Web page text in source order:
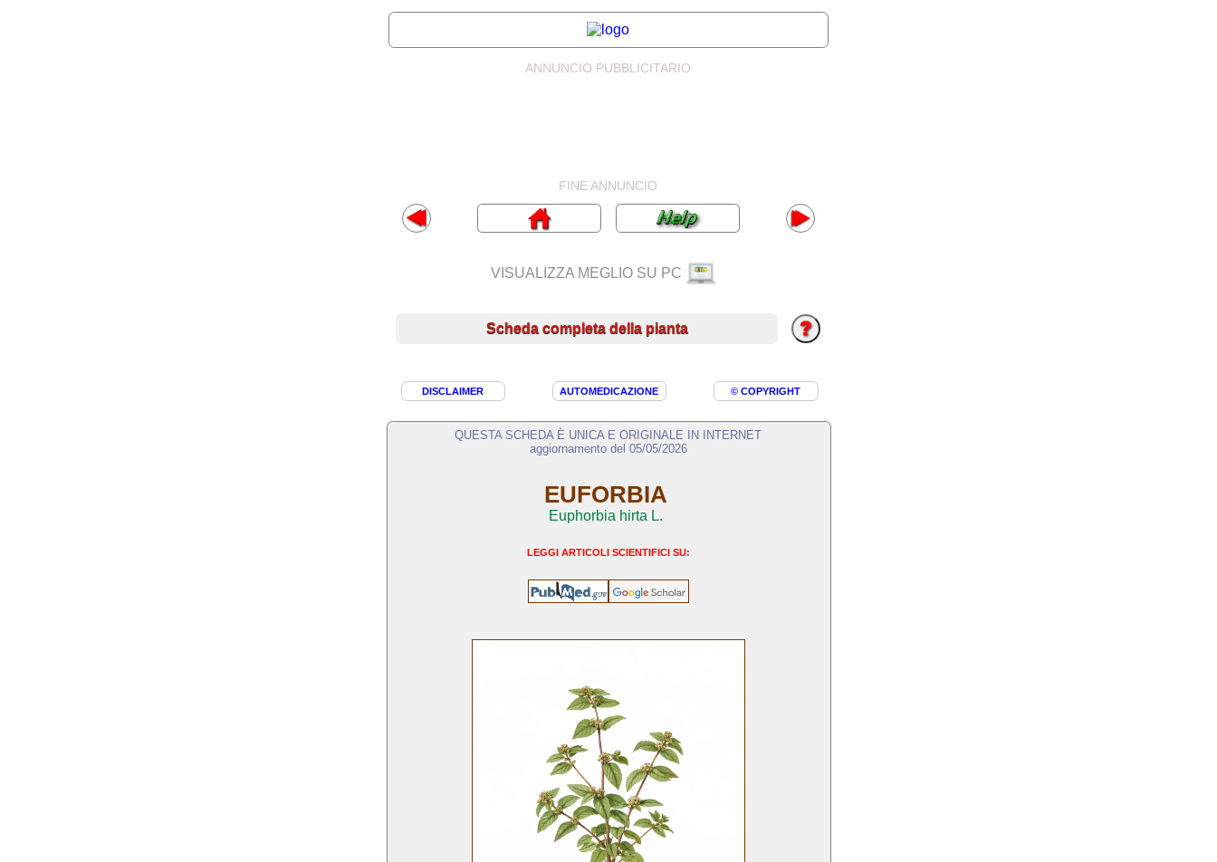
ANNUNCIO PUBBLICITARIO
FINE ANNUNCIO
VISUALIZZA MEGLIO SU PC
Scheda completa della pianta
DISCLAIMER AUTOMEDICAZIONE © COPYRIGHT
QUESTA SCHEDA È UNICA E ORIGINALE IN INTERNET
aggiornamento del 05/05/2026
EUFORBIA
Euphorbia hirta L.
LEGGI ARTICOLI SCIENTIFICI SU: